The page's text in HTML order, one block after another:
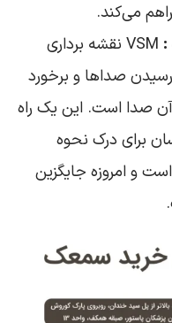
می‌کند.
:
VSM نقشه برداری
رسیدن صداها و برخورد
صدا است. این یک راه
برای درک نحوه
و امروزه جایگزین